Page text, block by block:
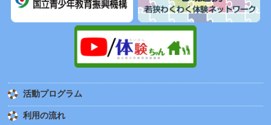
活動プログラム
利用の流れ